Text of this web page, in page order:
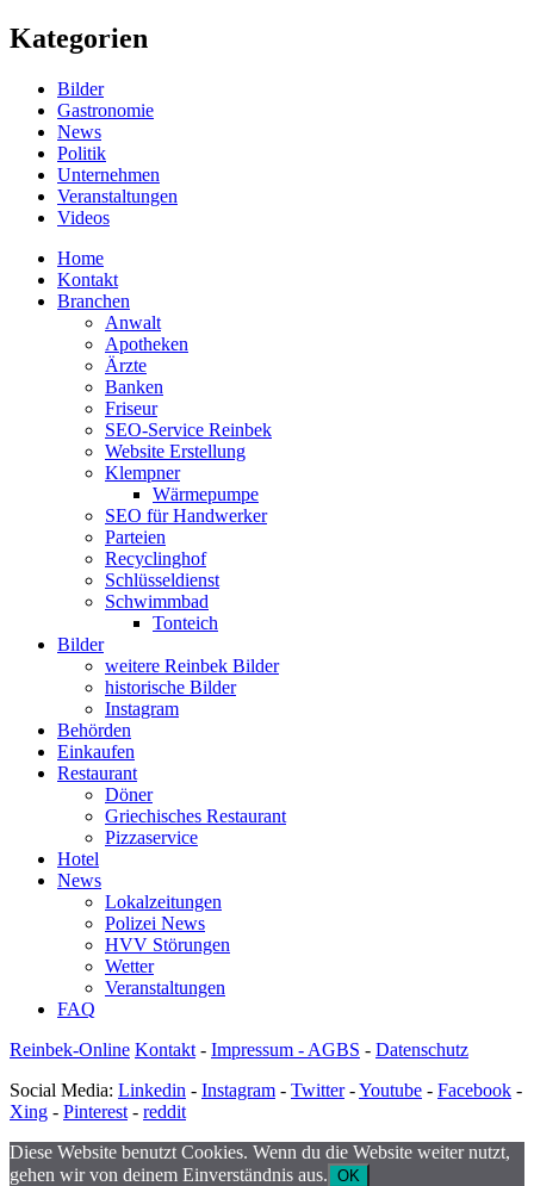
Kategorien
Bilder
Gastronomie
News
Politik
Unternehmen
Veranstaltungen
Videos
Home
Kontakt
Branchen
Anwalt
Apotheken
Ärzte
Banken
Friseur
SEO-Service Reinbek
Website Erstellung
Klempner
Wärmepumpe
SEO für Handwerker
Parteien
Recyclinghof
Schlüsseldienst
Schwimmbad
Tonteich
Bilder
weitere Reinbek Bilder
historische Bilder
Instagram
Behörden
Einkaufen
Restaurant
Döner
Griechisches Restaurant
Pizzaservice
Hotel
News
Lokalzeitungen
Polizei News
HVV Störungen
Wetter
Veranstaltungen
FAQ
Reinbek-Online Kontakt - Impressum - AGBS - Datenschutz
Social Media: Linkedin - Instagram - Twitter-Youtube - Facebook -
Xing - Pinterest - reddit
Diese Website benutzt Cookies. Wenn du die Website weiter nutzt,
gehen wir von deinem Einverständnis aus. OK